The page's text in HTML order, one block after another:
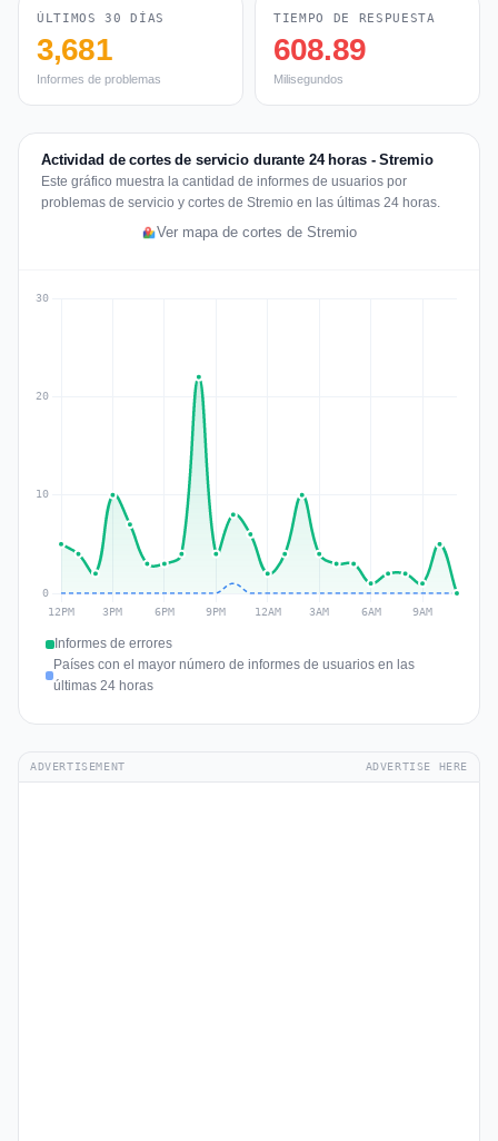
ÚLTIMOS 30 DÍAS
3,681
Informes de problemas
TIEMPO DE RESPUESTA
608.89
Milisegundos
Actividad de cortes de servicio durante 24 horas - Stremio
Este gráfico muestra la cantidad de informes de usuarios por
problemas de servicio y cortes de Stremio en las últimas 24 horas.
Ver mapa de cortes de Stremio
Informes de errores
Países con el mayor número de informes de usuarios en las
últimas 24 horas
ADVERTISEMENT ADVERTISE HERE